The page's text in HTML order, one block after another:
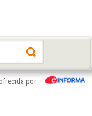
por